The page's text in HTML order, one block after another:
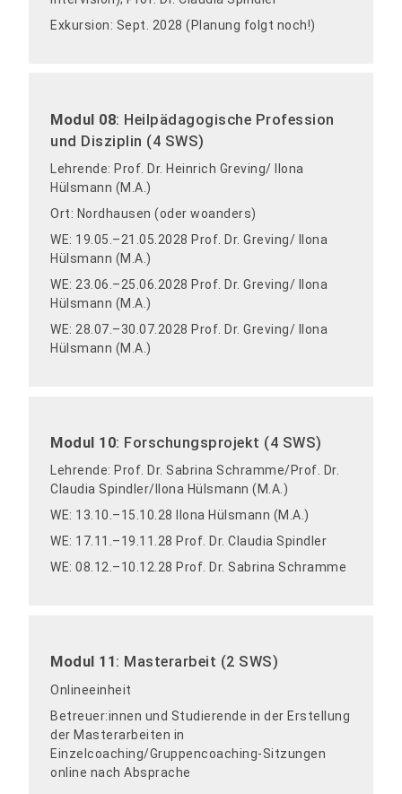
Exkursion: Sept. 2028 (Planung folgt noch!)
Modul 08: Heilpädagogische Profession
und Disziplin (4 SWS)
Lehrende: Prof. Dr. Heinrich Greving/ Ilona
Hülsmann (M.A.)
Ort: Nordhausen (oder woanders)
WE: 19.05.–21.05.2028 Prof. Dr. Greving/ Ilona
Hülsmann (M.A.)
WE: 23.06.–25.06.2028 Prof. Dr. Greving/ Ilona
Hülsmann (M.A.)
WE: 28.07.–30.07.2028 Prof. Dr. Greving/ Ilona
Hülsmann (M.A.)
Modul 10: Forschungsprojekt (4 SWS)
Lehrende: Prof. Dr. Sabrina Schramme/Prof. Dr.
Claudia Spindler/Ilona Hülsmann (M.A.)
WE: 13.10.–15.10.28 Ilona Hülsmann (M.A.)
WE: 17.11.–19.11.28 Prof. Dr. Claudia Spindler
WE: 08.12.–10.12.28 Prof. Dr. Sabrina Schramme
Modul 11 : Masterarbeit (2 SWS)
Onlineeinheit
Betreuer:innen und Studierende in der Erstellung
der Masterarbeiten in
Einzelcoaching/Gruppencoaching-Sitzungen
online nach Absprache